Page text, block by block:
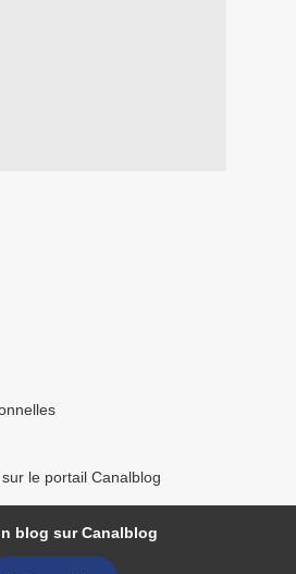
le portail Canalblog
blog sur Canalblog